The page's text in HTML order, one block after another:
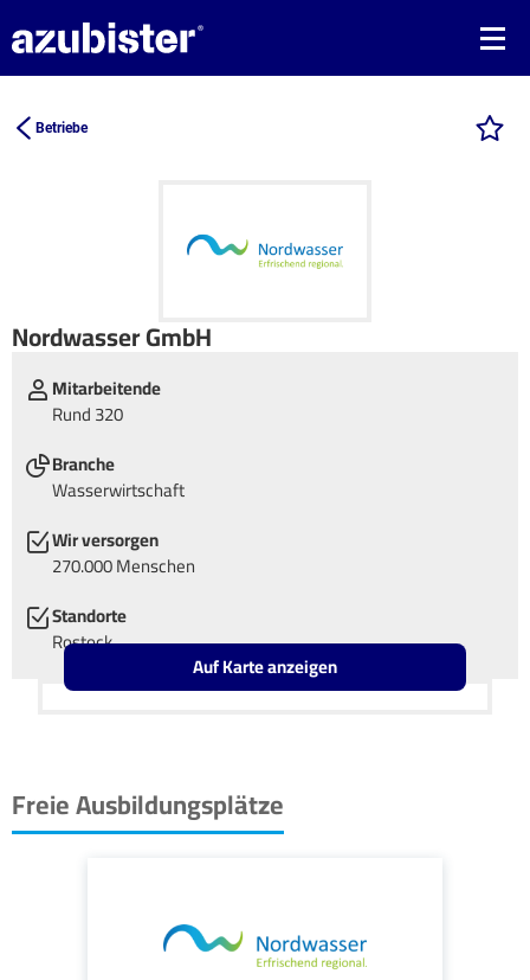
Betriebe
Nordwasser GmbH
Mitarbeitende
Rund 320
Branche
Wasserwirtschaft
Wir versorgen
270.000 Menschen
Standorte
Rostock
Leaflet OpenStreetMap2
Auf Karte anzeigen
Freie Ausbildungsplätze